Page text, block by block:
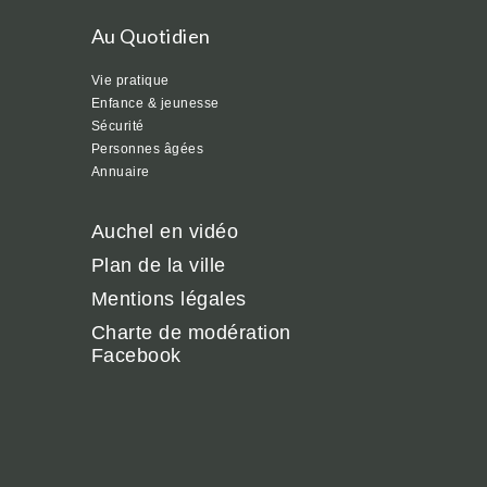
Au Quotidien
Vie pratique
Enfance & jeunesse
Sécurité
Personnes âgées
Annuaire
Auchel en vidéo
Plan de la ville
Mentions légales
Charte de modération
Facebook